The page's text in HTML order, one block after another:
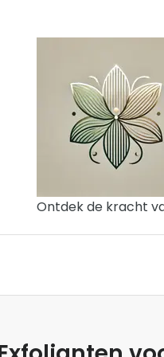
Ontdek de kracht